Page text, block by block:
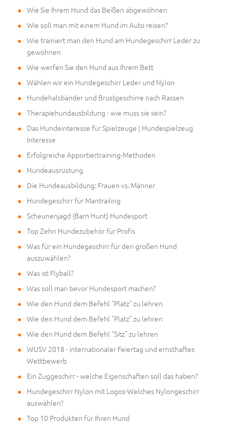
Wie Sie Ihrem Hund das Beißen abgewöhnen
Wie soll man mit einem Hund im Auto reisen?
Wie trainiert man den Hund am Hundegeschirr Leder zu
gewöhnen
Wie werfen Sie den Hund aus Ihrem Bett
Wählen wir ein Hundegeschirr Leder und Nylon
Hundehalsbänder und Brustgeschirre nach Rassen
Therapiehundausbildung - wie muss sie sein?
Das Hundeinteresse für Spielzeuge | Hundespielzeug
Interesse
Erfolgreiche Apportiertraining-Methoden
Hundeausrüstung
Die Hundeausbildung: Frauen vs. Männer
Hundegeschirr für Mantrailing
Scheunenjagd (Barn Hunt) Hundesport
Top Zehn Hundezubehör für Profis
Was für ein Hundegeschirr für den großen Hund
auszuwählen?
Was ist Flyball?
Was soll man bevor Hundesport machen?
Wie den Hund dem Befehl "Platz" zu lehren
Wie den Hund dem Befehl "Platz" zu lehren
Wie den Hund dem Befehl "Sitz" zu lehren
WUSV 2018 - internationaler Feiertag und ernsthaftes
Wettbewerb
Ein Zuggeschirr - welche Eigenschaften soll das haben?
Hundegeschirr Nylon mit Logos-Welches Nylongeschirr
auswählen?
Top 10 Produkten für Ihren Hund